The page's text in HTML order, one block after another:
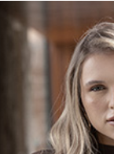
SP
produto:
Bom